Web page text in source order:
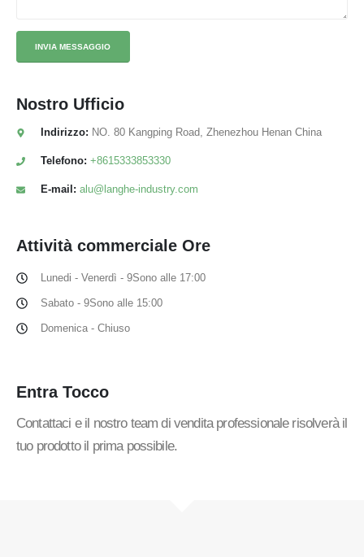
Nostro Ufficio
Indirizzo: NO. 80 Kangping Road, Zhenezhou Henan China
Telefono: +8615333853330
E-mail: alu@langhe-industry.com
Attività commerciale Ore
Lunedi - Venerdì - 9Sono alle 17:00
Sabato - 9Sono alle 15:00
Domenica - Chiuso
Entra Tocco
Contattaci e il nostro team di vendita professionale risolverà il
tuo prodotto il prima possibile.